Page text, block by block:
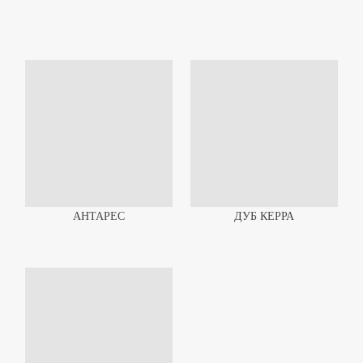
АНТАРЕС ДУБ КЕРРА